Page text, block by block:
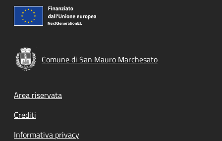
Comune di San Mauro Marchesato
Footer menu
Area riservata
Crediti
Informativa privacy